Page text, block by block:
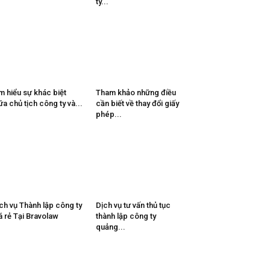
hiểu sự khác biệt
chủ tịch công ty và...
Tham khảo những điều
cần biết về thay đổi giấy
phép...
vụ Thành lập công ty
rẻ Tại Bravolaw
Dịch vụ tư vấn thủ tục
thành lập công ty
quảng...